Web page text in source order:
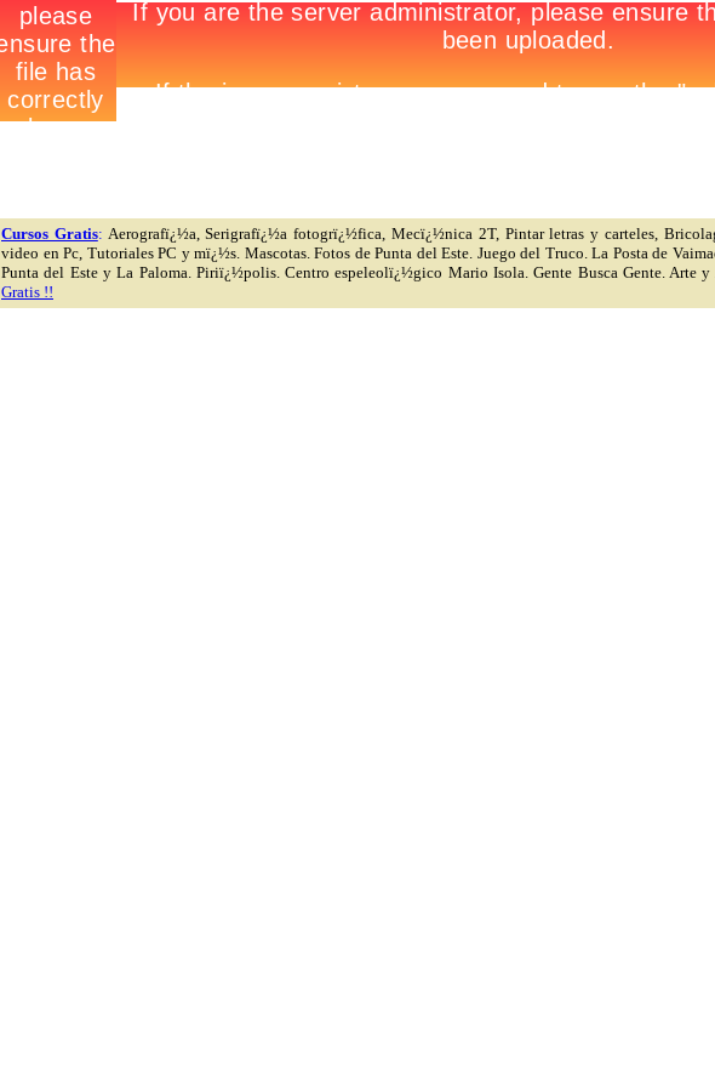
Cursos Gratis: Aerografï¿½a, Serigrafï¿½a fotogrï¿½fica, Mecï¿½nica 2T, Pintar letras y carteles,
video en Pc, Tutoriales PC y mï¿½s. Mascotas. Fotos de Punta del Este. Juego del Truco. La Posta de
Punta del Este y La Paloma. Piriï¿½polis. Centro espeleolï¿½gico Mario Isola. Gente Busca Gente. Arte
Gratis !!